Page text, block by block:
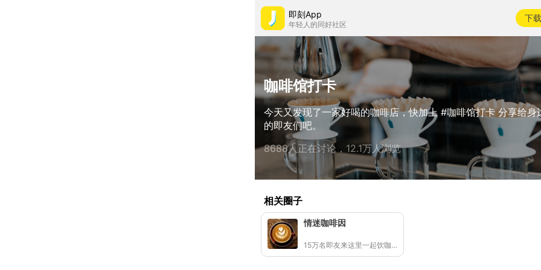
即刻App
年轻人的同好社区
下载
咖啡馆打卡
今天又发现了一家好喝的咖啡店，快加上 #咖啡馆打卡 分享给身
的即友们吧。
8688人正在讨论，12.1万人浏览
相关圈子
情迷咖啡因
15万名即友来这里一起饮咖啡☕️